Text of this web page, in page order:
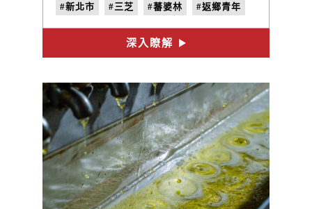
#新北市 #三芝 #蕃婆林 #返鄉青年
#鄭俊彥 #鄭志偉 #茭白筍 #地瓜
深入瞭解